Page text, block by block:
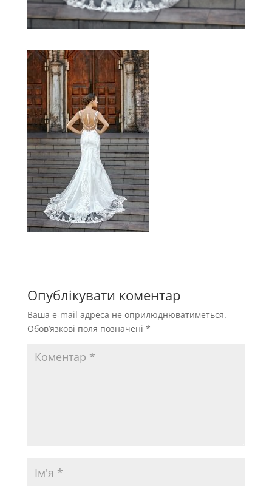
Опублікувати коментар
Ваша e-mail адреса не оприлюднюватиметься.
Обов’язкові поля позначені *